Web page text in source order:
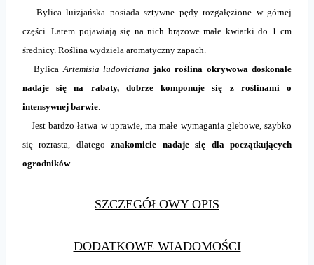
Bylica luizjańska posiada sztywne pędy rozgałęzione w górnej
części. Latem pojawiają się na nich brązowe małe kwiatki do 1 cm
średnicy. Roślina wydziela aromatyczny zapach.
BylicaArtemisia ludoviciana jako roślina okrywowa doskonale
nadaje się na rabaty, dobrze komponuje się z roślinami o
intensywnej barwie.
Jest bardzo łatwa w uprawie, ma małe wymagania glebowe, szybko
się rozrasta, dlategoznakomicie nadaje się dla początkujących
ogrodników.
SZCZEGÓŁOWY OPIS
DODATKOWE WIADOMOŚCI